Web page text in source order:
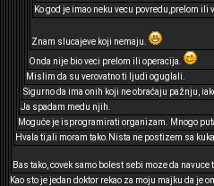
Ko god je imao neku vecu povredu,prelom
Znam slucajeve koji nemaju.
Onda nije bio veci prelom ili operacija.
Mislim da su verovatno ti ljudi oguglali.
Sigurno da ima onih koji ne obraćaju pažnju,
Ja spadam medu njih.
Moguće je isprogramirati organizam. Mnogo
Hvala ti,ali moram tako.Nista ne postizem sa
Bas tako, covek samo bolest sebi moze da navuce
Kao sto je jedan doktor rekao za moju majku da